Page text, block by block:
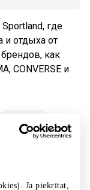
Ja piekrītat,
где
и отдыха от
как
CONVERSE и